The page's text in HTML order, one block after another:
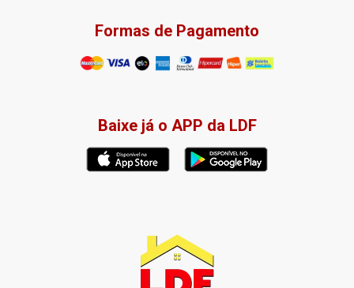
Formas de Pagamento
Baixe já o APP da LDF